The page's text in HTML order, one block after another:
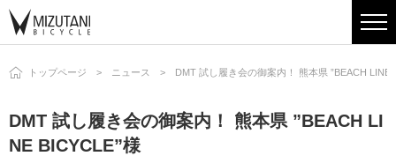
トップページ ニュース DMT 試し履き会の御案内！ 熊本県 ”BEACH LINE
DMT 試し履き会の御案内！ 熊本県 ”BEACH LI
NE BICYCLE”様